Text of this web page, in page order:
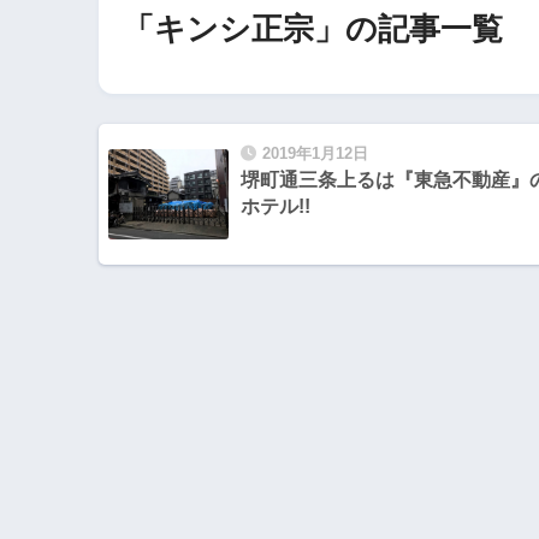
「キンシ正宗」の記事一覧
2019年1月12日
堺町通三条上るは『東急不動産』
ホテル!!